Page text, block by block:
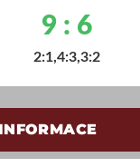
9 : 6
2:1,4:3,3:2